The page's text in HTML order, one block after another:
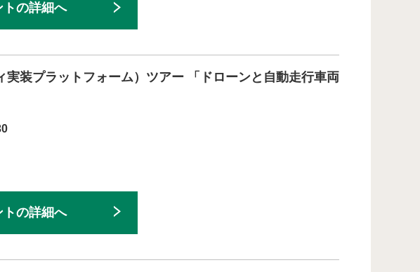
トの詳細へ
実装プラットフォーム）ツアー 「ドローンと自動走行車両
トの詳細へ